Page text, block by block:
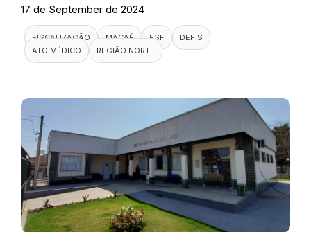
17 de September de 2024
FISCALIZAÇÃO MACAÉ ESF
DEFIS
ATO MÉDICO
REGIÃO NORTE